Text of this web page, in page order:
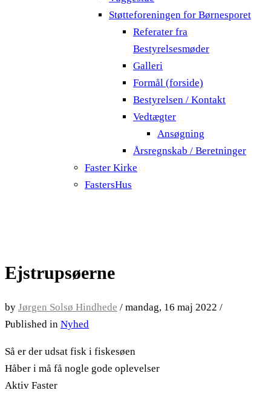
Støtteforeningen for Børnesporet
Referater fra
Bestyrelsesmøder
Galleri
Formål (forside)
Bestyrelsen / Kontakt
Vedtægter
Ansøgning
Årsregnskab / Beretninger
Faster Kirke
FastersHus
Ejstrupsøerne
by Jørgen Solsø Hindhede / mandag, 16 maj 2022 /
Published in Nyhed
Så er der udsat fisk i fiskesøen
Håber i må få nogle gode oplevelser
Aktiv Faster